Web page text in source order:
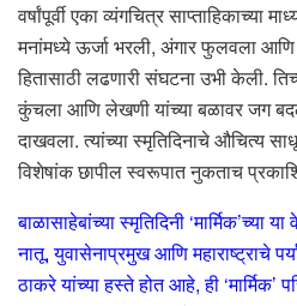
वर्षांपूर्वी एका व्यंगचित्र साप्ताहिकाच्या
मनांमध्ये ऊर्जा भरली, अंगार फुलवला आणि
हितासाठी लढणारी संघटना उभी केली.
कुंचला आणि लेखणी यांच्या बळावर जग
दाखवला. त्यांच्या स्मृतिदिनाचे औचित्य
विशेषांक छापील स्वरूपात नुकताच
बाळासाहेबांच्या स्मृतिदिनी ‘मार्मिक’च्या
नातू, युवासेनाप्रमुख आणि महाराष्ट्राचे
ठाकरे यांच्या हस्ते होत आहे, ही ‘मार्मिक’